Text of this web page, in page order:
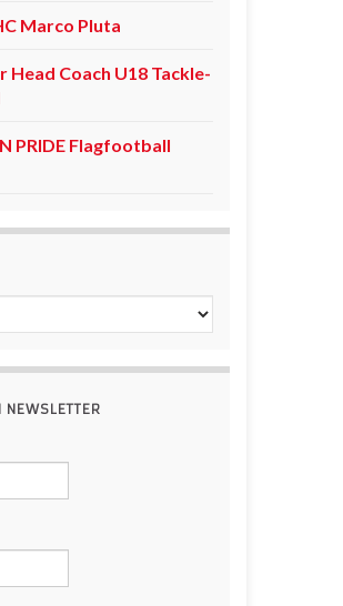
Marco Pluta
Head Coach U18 Tackle-
PRIDE Flagfootball
NEWSLETTER